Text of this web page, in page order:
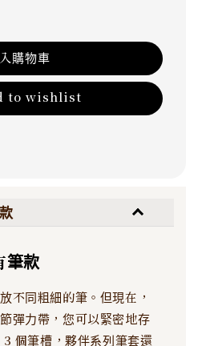
購物車
to wishlist
筆款
不同粗細的筆。但現在，
彈力帶，您可以緊密地存
個筆槽，夥伴系列筆套還